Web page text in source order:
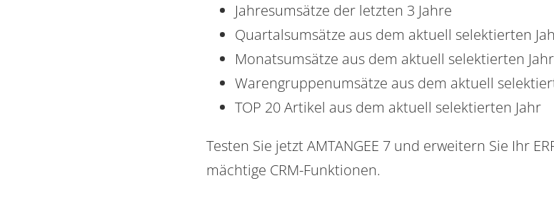
Jahresumsätze der letzten 3 Jahre
Quartalsumsätze aus dem aktuell selektierten
Monatsumsätze aus dem aktuell selektierten Jahr
Warengruppenumsätze aus dem aktuell
TOP 20 Artikel aus dem aktuell selektierten Jahr
Testen Sie jetzt AMTANGEE 7 und erweitern Sie Ihr
mächtige CRM-Funktionen.